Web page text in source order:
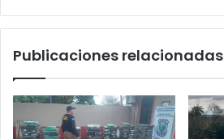
Publicaciones relacionadas